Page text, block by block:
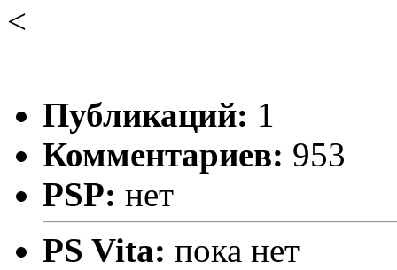
<
Публикаций: 1
Комментариев: 953
PSP: нет
PS Vita: пока нет